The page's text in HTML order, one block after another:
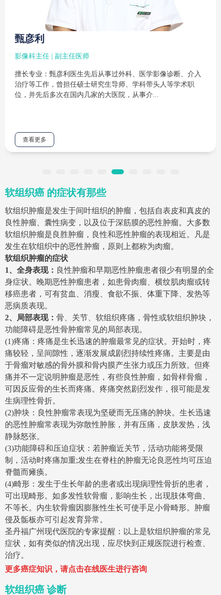
甄彦利
影像科主任 | 副主任医师
擅长专业：甄彦利医生先后从事过外科、医学影像诊断、介入
治疗等工作，曾担任硕士研究生导师、学科带头人等学术职
位，并先后多次在国内几家的大医院，从事介...
查看更多
软组织癌 的症状有那些
软组织肿瘤是发生于间叶组织的肿瘤，包括自表皮和真皮的
良性肿瘤、囊性病变，以及位于深筋膜的恶性肿瘤。大多数
软组织肿瘤是良胜肿瘤，良性和恶性肿瘤的表现相近。凡是
发生在软组织中的恶性肿瘤，原则上都称为肉瘤。
软组织肿瘤的症状
1、全身表现： 良性肿瘤和早期恶性肿瘤患者很少有明显的全
身症状。晚期恶性肿瘤患者，如患骨肉瘤、横纹肌肉瘤或转
移癌患者，可有贫血、消瘦、食欲不振、体重下降、发热等
恶病质表现。
2、局部表现： 骨、关节、软组织疼痛，骨性或软组织肿块，
功能障碍是恶性骨肿瘤常见的局部表现。
(1)疼痛：疼痛是生长迅速的肿瘤最常见的症状。开始时，疼
痛较轻，呈间隙性，逐渐发展成剧烈持续性疼痛。主要是由
于骨瘤对敏感的骨外膜和骨内膜产生张力或压力所致。但疼
痛并不一定说明肿瘤是恶性，有些良性肿瘤，如骨样骨瘤，
可因反应骨的生长而疼痛。疼痛突然剧烈发作，很可能是发
生病理性骨折。
(2)肿块：良性肿瘤常表现为坚硬而无压痛的肿块。生长迅速
的恶性肿瘤常表现为弥散性肿胀，并有压痛，皮肤发热，浅
静脉怒张。
(3)功能障碍和压迫症状：若肿瘤近关节，活动功能将受限
制，活动时疼痛加重;发生在脊柱的肿瘤无论良恶性均可压迫
脊髓而瘫痪。
(4)畸形：发生于生长年龄的患者或出现病理性骨折的患者，
可出现畸形。如多发性软骨瘤，影响生长，出现肢体弯曲、
不等长。内生软骨瘤因膨胀性生长可使手足小骨畸形。肿瘤
侵及骺板亦可引起发育异常。
圣丹福广州现代医院的专家提醒：以上是软组织肿瘤的常见
症状，如有类似的情况出现，应尽快到正规医院进行检查、
治疗。
更多癌症知识，请点击在线医生进行咨询
软组织癌 诊断